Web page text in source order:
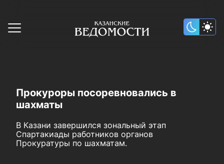
Прокуроры посоревновались в
шахматы
В Казани завершился зональный этап
Спартакиады работников органов
Прокуратуры по шахматам.